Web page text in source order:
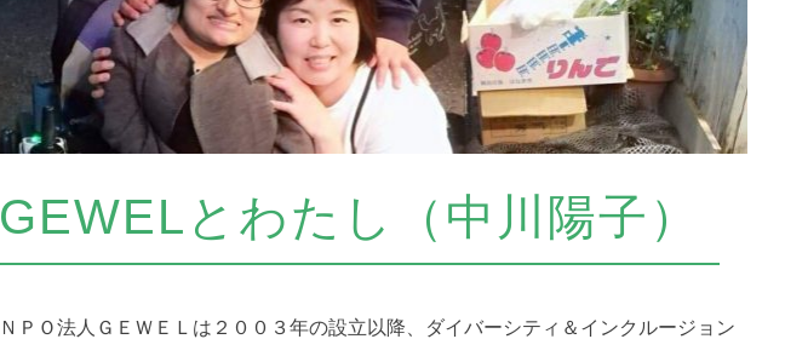
GEWELとわたし（中川陽子）
ＮＰＯ法人ＧＥＷＥＬは２００３年の設立以降、ダイバーシティ＆インクルージョン